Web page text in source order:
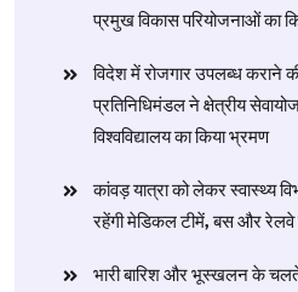
प्रमुख विकास परियोजनाओं का
विदेश में रोजगार उपलब्ध कराने
प्रतिनिधिमंडल ने क्षेत्रीय
विश्वविद्यालय का किया भ्रमण
​कांवड़ यात्रा को लेकर स्वास्थ्य
रहेंगी मेडिकल टीमें, बस और
​भारी बारिश और भूस्खलन के चलते